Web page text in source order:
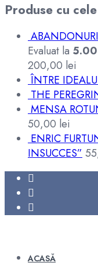
Produse cu
Evaluat la 5.00
200,00 lei
ÎNTRE
THE
MENSA
50,00 lei
ENRIC
INSUCCES”
ACASĂ